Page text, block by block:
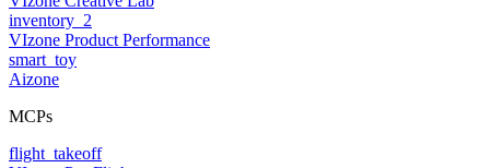
inventory_2
VIzone Product Performance
smart_toy
Aizone
MCPs
flight_takeoff